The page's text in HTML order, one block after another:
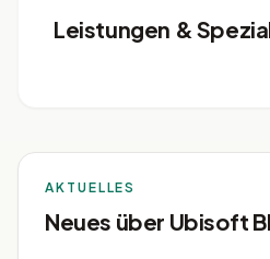
Leistungen &
AKTUELLES
Neues über Ubisoft